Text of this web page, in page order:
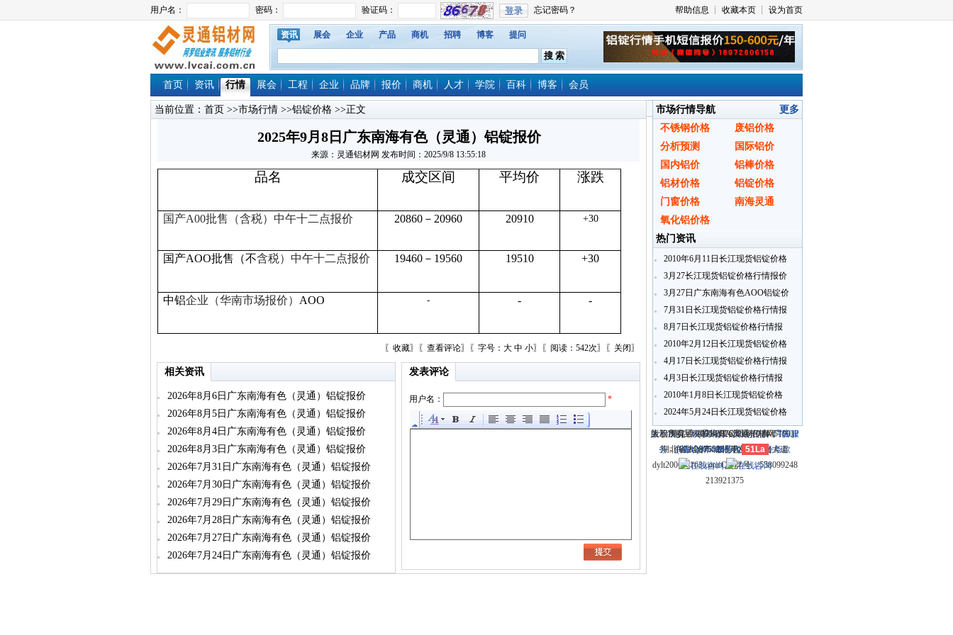
资讯 展会 企业 产品 商机 招聘 博客 提问
首页 资讯 行情 展会 工程 企业 品牌 报价 商机 人才 学院 百科 博客 会员
当前位置： 首页 >>市场行情 >>铝锭价格 >>正文
2025年9月8日广东南海有色（灵通）铝锭报价
来源：灵通铝材网 发布时间：2025/9/8 13:55:18
品名 成交区间 平均价 涨跌
国产A00批售（含税）中午十二点报价 20860－20960 20910 +30
国产AOO批售（不含税）中午十二点报价 19460－19560 19510 +30
中铝企业（华南市场报价） AOO - - -
〖 收藏〗〖 查看评论〗〖字号： 大 中 小〗〖阅读：542次〗〖 关闭〗
相关资讯
2026年8月6日广东南海有色（灵通）铝锭报价
2026年8月5日广东南海有色（灵通）铝锭报价
2026年8月4日广东南海有色（灵通）铝锭报价
2026年8月3日广东南海有色（灵通）铝锭报价
2026年7月31日广东南海有色（灵通）铝锭报价
2026年7月30日广东南海有色（灵通）铝锭报价
2026年7月29日广东南海有色（灵通）铝锭报价
2026年7月28日广东南海有色（灵通）铝锭报价
2026年7月27日广东南海有色（灵通）铝锭报价
2026年7月24日广东南海有色（灵通）铝锭报价
发表评论
用户名： *
市场行情导航
更多
不锈钢价格
废铝价格
分析预测
国际铝价
国内铝价
铝棒价格
铝材价格
铝锭价格
门窗价格
南海灵通
氧化铝价格
热门资讯
2010年6月11日长江现货铝锭价格
行情报价
3月27长江现货铝锭价格行情报价
3月27日广东南海有色AOO铝锭价
7月31日长江现货铝锭价格行情报
8月7日长江现货铝锭价格行情报
2010年2月12日长江现货铝锭价格
行情报价
4月17日长江现货铝锭价格行情报
4月3日长江现货铝锭价格行情报
2010年1月8日长江现货铝锭价格
行情报价
2024年5月24日长江现货铝锭价格
行情报价
关于我们-联系我们-本站招聘-广告服
务- 商业合作-服务内容-服务条款
电话：(0714)8765286 传真：
(0714)8765285 电子邮件：
dylt2006@163.com QQ群号：558099248
213921375
大冶市灵通科技有限公司 @ （435100）
湖北省大冶市城北开发区新冶大道
版权所有 © 2006-2026灵通铝材网鄂ICP
备12005698号-1
51La